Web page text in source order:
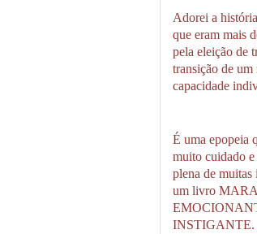
Adorei a
que eram mais
pela eleição de
transição de
capacidade
É uma epopeia
muito cuidado
plena de muitas
um livro
INSTIGANTE.